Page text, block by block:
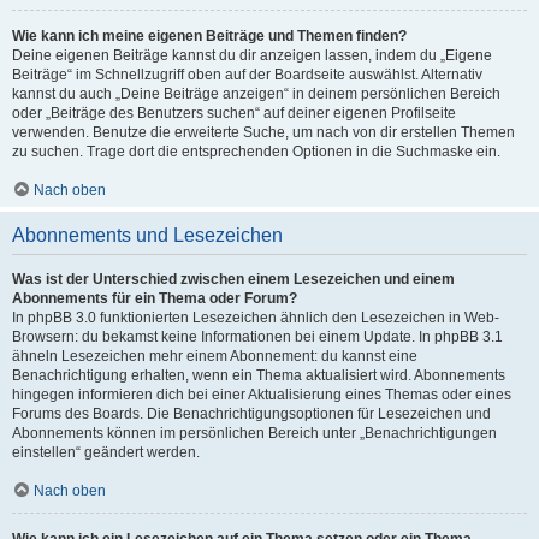
Wie kann ich meine eigenen Beiträge und Themen finden?
Deine eigenen Beiträge kannst du dir anzeigen lassen, indem du „Eigene
Beiträge“ im Schnellzugriff oben auf der Boardseite auswählst. Alternativ
kannst du auch „Deine Beiträge anzeigen“ in deinem persönlichen Bereich
oder „Beiträge des Benutzers suchen“ auf deiner eigenen Profilseite
verwenden. Benutze die erweiterte Suche, um nach von dir erstellen Themen
zu suchen. Trage dort die entsprechenden Optionen in die Suchmaske ein.
Nach oben
Abonnements und Lesezeichen
Was ist der Unterschied zwischen einem Lesezeichen und einem
Abonnements für ein Thema oder Forum?
In phpBB 3.0 funktionierten Lesezeichen ähnlich den Lesezeichen in Web-
Browsern: du bekamst keine Informationen bei einem Update. In phpBB 3.1
ähneln Lesezeichen mehr einem Abonnement: du kannst eine
Benachrichtigung erhalten, wenn ein Thema aktualisiert wird. Abonnements
hingegen informieren dich bei einer Aktualisierung eines Themas oder eines
Forums des Boards. Die Benachrichtigungsoptionen für Lesezeichen und
Abonnements können im persönlichen Bereich unter „Benachrichtigungen
einstellen“ geändert werden.
Nach oben